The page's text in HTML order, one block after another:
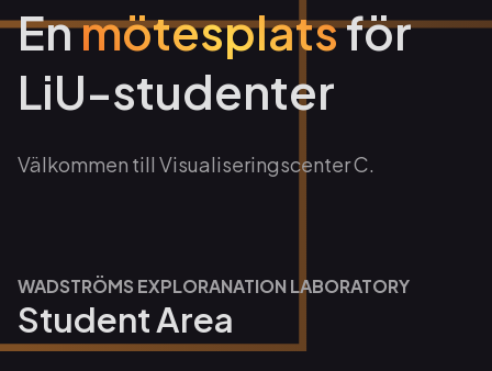
Enmötesplatsför
LiU-studenter
Välkommen till Visualiseringscenter C.
WADSTRÖMS EXPLORANATION LABORATORY
Student Area